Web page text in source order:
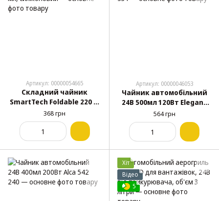
Артикул: 00000054665
Складний чайник
SmartTech Foldable 220 В,
600 мл, силіконовий
368 грн
Артикул: 00000046053
Чайник автомобільний
24В 500мл 120Вт Elegant
101 531
564 грн
Хіт
Відео
5